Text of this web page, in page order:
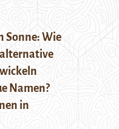
Sonne: Wie
Namen?
in